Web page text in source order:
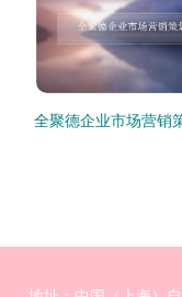
全聚德企业市场营销